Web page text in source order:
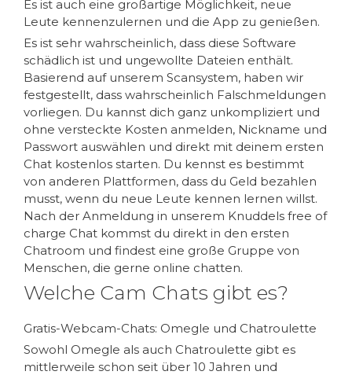
Es ist auch eine großartige Möglichkeit, neue
Leute kennenzulernen und die App zu genießen.
Es ist sehr wahrscheinlich, dass diese Software
schädlich ist und ungewollte Dateien enthält.
Basierend auf unserem Scansystem, haben wir
festgestellt, dass wahrscheinlich Falschmeldungen
vorliegen. Du kannst dich ganz unkompliziert und
ohne versteckte Kosten anmelden, Nickname und
Passwort auswählen und direkt mit deinem ersten
Chat kostenlos starten. Du kennst es bestimmt
von anderen Plattformen, dass du Geld bezahlen
musst, wenn du neue Leute kennen lernen willst.
Nach der Anmeldung in unserem Knuddels free of
charge Chat kommst du direkt in den ersten
Chatroom und findest eine große Gruppe von
Menschen, die gerne online chatten.
Welche Cam Chats gibt es?
Gratis-Webcam-Chats: Omegle und Chatroulette
Sowohl Omegle als auch Chatroulette gibt es
mittlerweile schon seit über 10 Jahren und